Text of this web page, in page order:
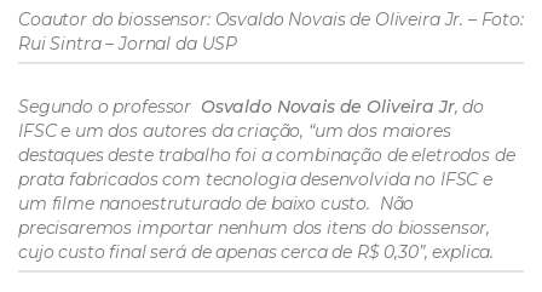
Coautor do biossensor: Osvaldo Novais de Oliveira Jr. – Foto:
Rui Sintra – Jornal da USP
Segundo o professor Osvaldo Novais de Oliveira Jr, do
IFSC e um dos autores da criação, “um dos maiores
destaques deste trabalho foi a combinação de eletrodos de
prata fabricados com tecnologia desenvolvida no IFSC e
um filme nanoestruturado de baixo custo. Não
precisaremos importar nenhum dos itens do biossensor,
cujo custo final será de apenas cerca de R$ 0,30”, explica.